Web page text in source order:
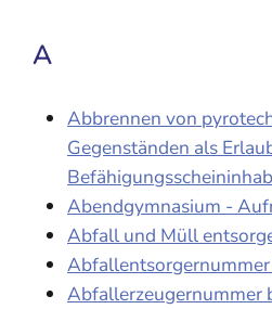
A
Abbrennen von
Gegenständen als
Abendgymnasium -
Abfall und Müll
Abfallerzeugernummer